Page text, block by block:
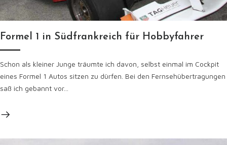
Formel 1 in Südfrankreich für Hobbyfahrer
Schon als kleiner Junge träumte ich davon, selbst einmal im Cockpit
eines Formel 1 Autos sitzen zu dürfen. Bei den Fernsehübertragungen
saß ich gebannt vor...